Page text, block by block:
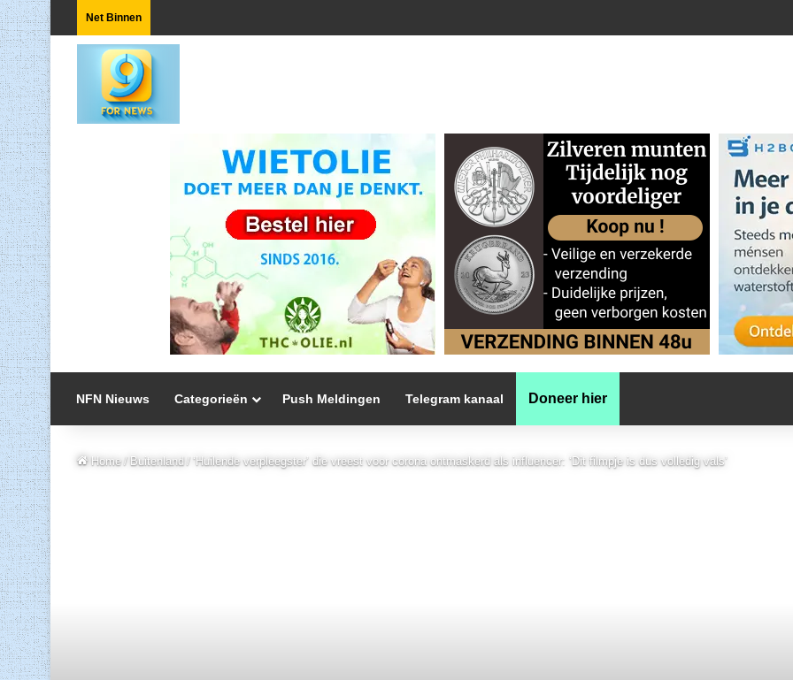
Net Binnen
NFN Nieuws Categorieën Push Meldingen Telegram kanaal Doneer hier
Home / Buitenland / ‘Huilende verpleegster’ die vreest voor corona ontmaskerd als influencer: ‘Dit filmpje is dus volledig vals’